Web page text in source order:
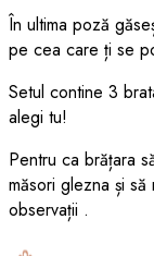
În ultima poză
pe cea care ți se
Setul contine 3
alegi tu!
Pentru ca brățara
măsori glezna și
observații .